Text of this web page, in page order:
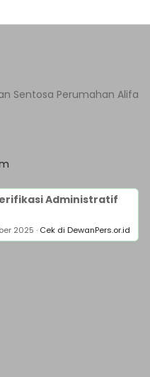
Sentosa Perumahan Alifa
Administratif
2025 · Cek di DewanPers.or.id